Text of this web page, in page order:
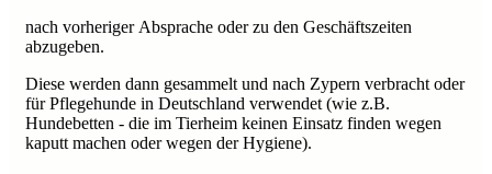
nach vorheriger Absprache oder zu den Geschäftszeiten
abzugeben.
Diese werden dann gesammelt und nach Zypern verbracht oder
für Pflegehunde in Deutschland verwendet (wie z.B.
Hundebetten - die im Tierheim keinen Einsatz finden wegen
kaputt machen oder wegen der Hygiene).